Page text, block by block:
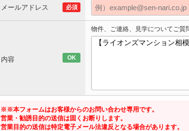
メールアドレス 必須
内容 OK
物件、ご連絡、見学についてご質
※※本フォームはお客様からのお問い合わせ専用です。
営業・勧誘目的の送信は固くお断りします。
営業目的の送信は特定電子メール法違反となる場合があります。